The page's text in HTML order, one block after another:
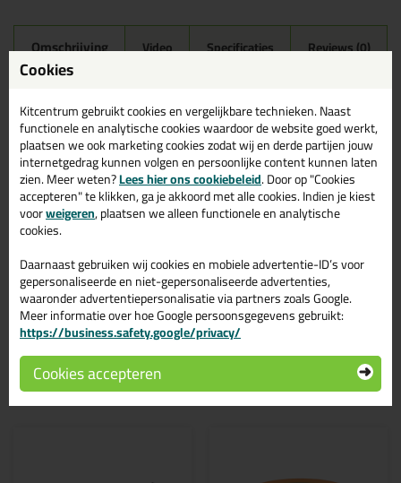
Omschrijving Video Specificaties Reviews (0)
Griffon Polymax Sealant All
Joints 280ml in Grijs
Zoek je Griffon Polymax Sealant All Joints 280ml in een specifieke
kleur? Gevonden! Deze Griffon Polymax Sealant All Joints 280ml
in de kleur Grijs is te gebruiken voor verschillende toepassingen.
Een professioneel en hoogwaardig product welke makkelijk te
gebruiken is. Bestel de Griffon Polymax Sealant All Joints 280ml
in de kleur Grijs vandaag nog! Op voorraad en op werkdagen
besteld = morgen in huis.
Wil je meer weten over de toepassing en kenmerken van dit
product?Lees alles over dit product >
Gerelateerde producten
Cookies
Kitcentrum gebruikt cookies en vergelijkbare technieken. Naast
functionele en analytische cookies waardoor de website goed werkt,
plaatsen we ook marketing cookies zodat wij en derde partijen jouw
internetgedrag kunnen volgen en persoonlijke content kunnen laten
zien. Meer weten?Lees hier ons cookiebeleid. Door op "Cookies
accepteren" te klikken, ga je akkoord met alle cookies. Indien je kiest
voorweigeren, plaatsen we alleen functionele en analytische
cookies.
Daarnaast gebruiken wij cookies en mobiele advertentie-ID’s voor
gepersonaliseerde en niet-gepersonaliseerde advertenties,
waaronder advertentiepersonalisatie via partners zoals Google.
Meer informatie over hoe Google persoonsgegevens gebruikt:
https://business.safety.google/privacy/
Cookies accepteren